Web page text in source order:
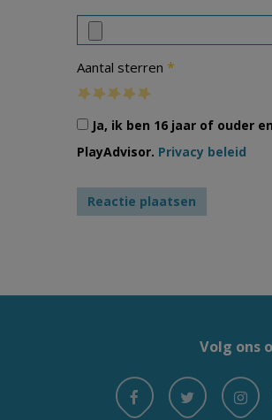
Aantal sterren *
Ja, ik ben 16 jaar of ouder
PlayAdvisor. Privacy beleid
Volg ons